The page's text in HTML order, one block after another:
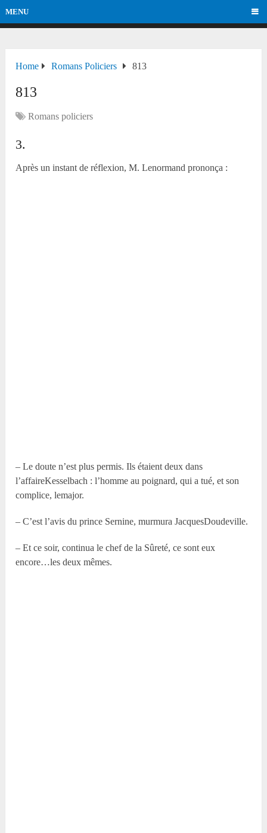
MENU
Home Romans Policiers 813
813
Romans policiers
3.
Après un instant de réflexion, M. Lenormand prononça :
– Le doute n’est plus permis. Ils étaient deux dans
l’affaireKesselbach : l’homme au poignard, qui a tué, et son
complice, lemajor.
– C’est l’avis du prince Sernine, murmura JacquesDoudeville.
– Et ce soir, continua le chef de la Sûreté, ce sont eux
encore…les deux mêmes.